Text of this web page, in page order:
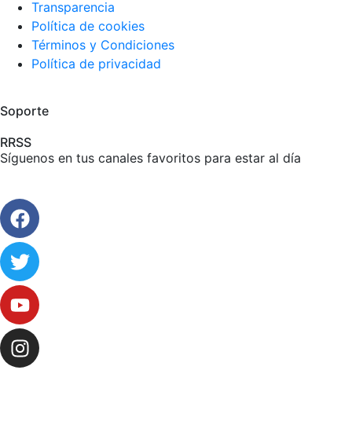
Transparencia
Política de cookies
Términos y Condiciones
Política de privacidad
Soporte
RRSS
Síguenos en tus canales favoritos para estar al día